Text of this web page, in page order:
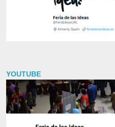
YOUTUBE